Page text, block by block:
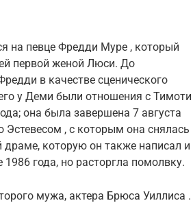
на певце Фредди Муре , который
первой женой Люси. До
в качестве сценического
у Деми были отношения с Тимоти
она была завершена 7 августа
, с которым она снялась
драме, которую он также написал и
года, но расторгла помолвку.
мужа, актера Брюса Уиллиса .